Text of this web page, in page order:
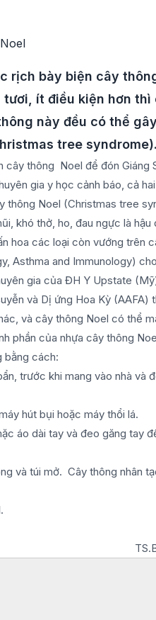
rịch bày biện cây
ít điều kiện hơn
này đều có thể
tree syndrome).
cây thông Noel để đón Giáng
gia y học cảnh báo, cả
thông Noel (Christmas tree
khó thở, ho, đau ngực là
hoa các loại còn vướng trên
Asthma and Immunology)
gia của ĐH Y Upstate
và Dị ứng Hoa Kỳ (AAFA)
và cây thông Noel có thể
phần của nhựa cây thông
bằng cách:
trước khi mang vào nhà và
hút bụi hoặc máy thổi lá.
áo dài tay và đeo găng tay
và túi mở. Cây thông nhân